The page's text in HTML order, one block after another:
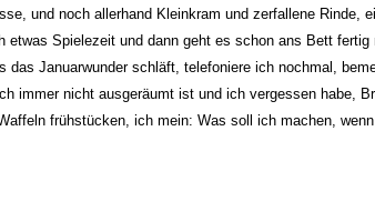
und noch allerhand Kleinkram und zerfallene Rinde,
etwas Spielezeit und dann geht es schon ans Bett
das Januarwunder schläft, telefoniere ich nochmal,
immer nicht ausgeräumt ist und ich vergessen habe,
frühstücken, ich mein: Was soll ich machen,